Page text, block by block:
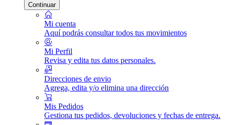
Continuar
Mi cuenta
Aquí podrás consultar todos tus movimientos
Mi Perfil
Revisa y edita tus datos personales.
Direcciones de envio
Agrega, edita y/o elimina una dirección
Mis Pedidos
Gestiona tus pedidos, devoluciones y fechas de entrega.